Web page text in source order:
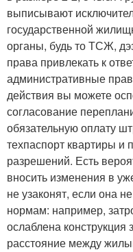
выписывают
государственной
органы, будь то ТСЖ,
права привлекать к
административные
действия вы можете
согласование
обязательную оплату
техпаспорт квартиры и
разрешений. Есть
вносить изменения в
не узаконят, если она
нормам: например,
ослаблена
расстояние между